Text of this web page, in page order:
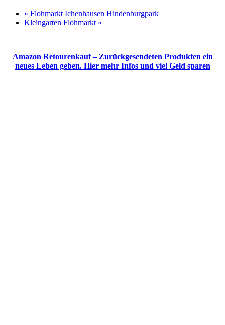
« Flohmarkt Ichenhausen Hindenburgpark
Kleingarten Flohmarkt »
Amazon Retourenkauf – Zurückgesendeten Produkten ein
neues Leben geben. Hier mehr Infos und viel Geld sparen